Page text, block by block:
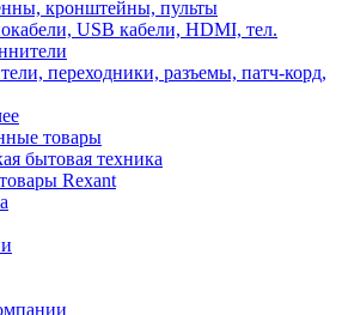
кронштейны, пульты
USB кабели, HDMI, тел.
переходники, разъемы, патч-корд,
товары
бытовая техника
Rexant